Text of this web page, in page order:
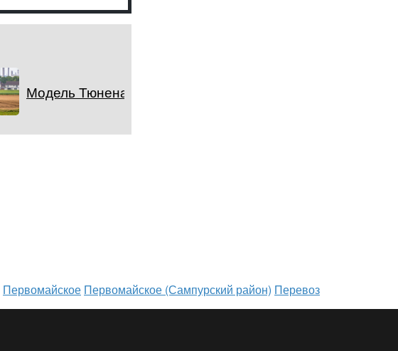
Модель Тюнена
Первомайское Первомайское (Сампурский район) Перевоз